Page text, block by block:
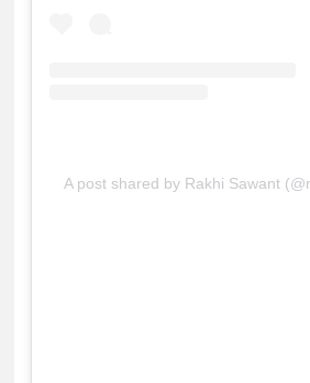
A post shared by Rakhi Sawant